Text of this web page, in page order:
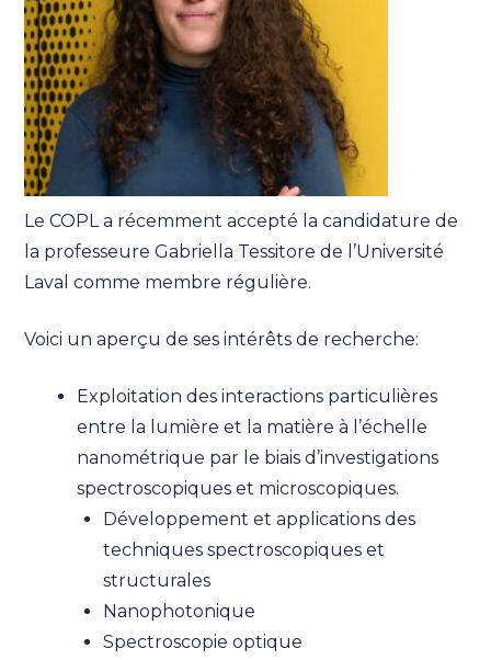
Le COPL a récemment accepté la candidature de
la professeure Gabriella Tessitore de l’Université
Laval comme membre régulière.
Voici un aperçu de ses intérêts de recherche:
Exploitation des interactions particulières
entre la lumière et la matière à l’échelle
nanométrique par le biais d’investigations
spectroscopiques et microscopiques.
Développement et applications des
techniques spectroscopiques et
structurales
Nanophotonique
Spectroscopie optique